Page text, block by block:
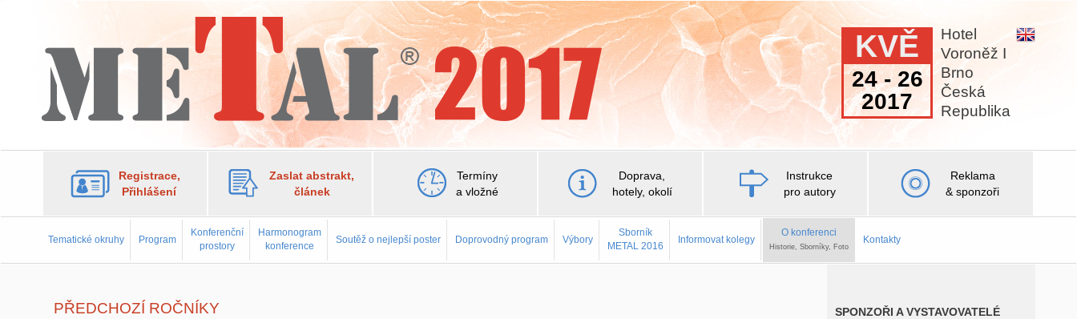
Hotel
Voroněž I
Brno
Česká
Republika
KVĚ
24 - 26
2017
Registrace,
Přihlášení
Zaslat abstrakt,
článek
Termíny
a vložné
Doprava,
hotely, okolí
Instrukce
pro autory
Reklama
& sponzoři
Tematické okruhy Program
Konferenční
prostory
Harmonogram
konference
Soutěž o nejlepší poster Doprovodný program Výbory
Sborník
METAL 2016
Informovat kolegy
O konferenci
Historie, Sborníky, Foto
Kontakty
PŘEDCHOZÍ ROČNÍKY SPONZOŘI A VYSTAVOVATELÉ